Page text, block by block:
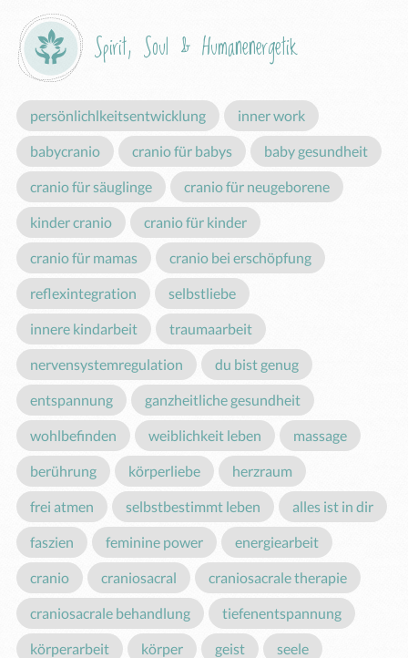
Spirit, Soul & Humanenergetik
persönlichlkeitsentwicklung inner work
babycranio cranio für babys baby gesundheit
cranio für säuglinge cranio für neugeborene
kinder cranio cranio für kinder
cranio für mamas cranio bei erschöpfung
reflexintegration selbstliebe
innere kindarbeit traumaarbeit
nervensystemregulation du bist genug
entspannung ganzheitliche gesundheit
wohlbefinden weiblichkeit leben massage
berührung körperliebe herzraum
frei atmen selbstbestimmt leben alles ist in dir
faszien feminine power energiearbeit
cranio craniosacral craniosacrale therapie
craniosacrale behandlung tiefenentspannung
körperarbeit körper geist seele